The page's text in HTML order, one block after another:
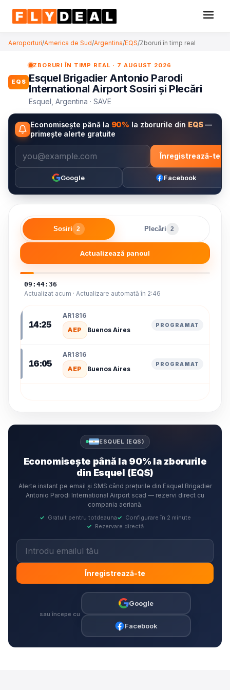
Aeroporturi/America de Sud/Argentina/EQS/Zboruri în timp real
EQS
ZBORURI ÎN TIMP REAL · 7 AUGUST 2026
Esquel Brigadier Antonio Parodi
International Airport Sosiri și Plecări
Esquel, Argentina · SAVE
Economisește până la 90% la zborurile din EQS—
primește alerte gratuite
Înregistrează-te
Google Facebook
Sosiri 2 Plecări 2
Actualizează panoul
09:44:36
Actualizat acum · Actualizare automată în 2:46
14:25
AR1816
AEP
Buenos Aires
PROGRAMAT
16:05
AR1816
AEP
Buenos Aires
PROGRAMAT
ESQUEL (EQS)
Economisește până la 90% la zborurile
din Esquel (EQS)
Alerte instant pe email și SMS când prețurile din Esquel Brigadier
Antonio Parodi International Airport scad — rezervi direct cu
compania aeriană.
✓ Gratuit pentru totdeauna✓ Configurare în 2 minute
✓ Rezervare directă
Înregistrează-te
sau începe cu
Google
Facebook